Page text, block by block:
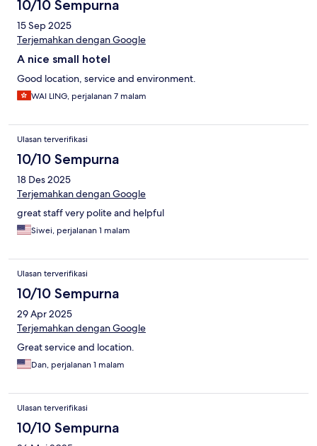
10/10 Sempurna
15 Sep 2025
Terjemahkan dengan Google
A nice small hotel
Good location, service and environment.
WAI LING, perjalanan 7 malam
Ulasan terverifikasi
10/10 Sempurna
18 Des 2025
Terjemahkan dengan Google
great staff very polite and helpful
Siwei, perjalanan 1 malam
Ulasan terverifikasi
10/10 Sempurna
29 Apr 2025
Terjemahkan dengan Google
Great service and location.
Dan, perjalanan 1 malam
Ulasan terverifikasi
10/10 Sempurna